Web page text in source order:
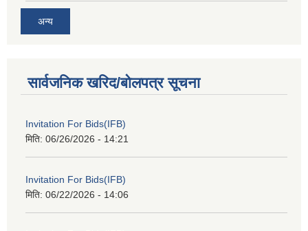
अन्य
सार्वजनिक खरिद/बोलपत्र सूचना
Invitation For Bids(IFB)
मिति: 06/26/2026 - 14:21
Invitation For Bids(IFB)
मिति: 06/22/2026 - 14:06